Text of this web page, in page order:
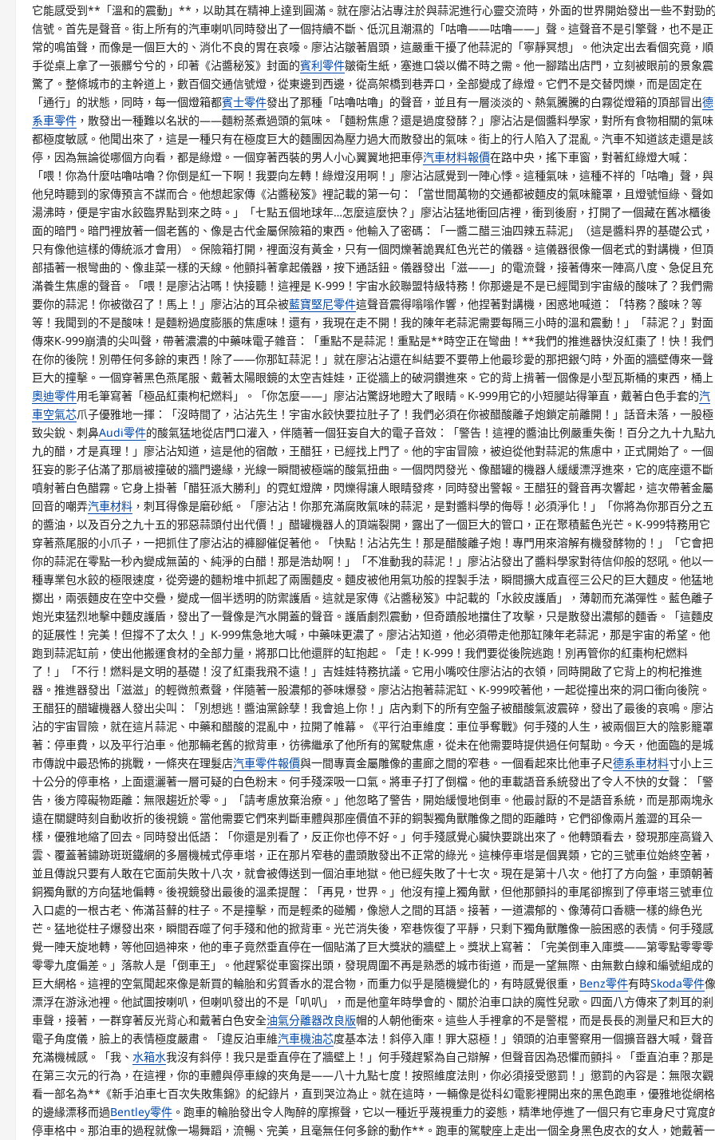
它能感受到**「溫和的震動」**，以助其在精神上達到圓滿。就在廖沾沾專注於與蒜泥進行心靈交流時，外面的世界開始發出一些不對勁
信號。首先是聲音。街上所有的汽車喇叭同時發出了一個持續不斷、低沉且潮濕的「咕嚕——咕嚕——」聲。這聲音不是引擎聲，也不是正
常的鳴笛聲，而像是一個巨大的、消化不良的胃在哀嚎。廖沾沾皺著眉頭，這嚴重干擾了他蒜泥的「寧靜冥想」。他決定出去看個究竟，順
手從桌上拿了一張髒兮兮的，印著《沾醬秘笈》封面的賓利零件皺衛生紙，塞進口袋以備不時之需。他一腳踏出店門，立刻被眼前的景象震
驚了。整條城市的主幹道上，數百個交通信號燈，從東邊到西邊，從高架橋到巷弄口，全部變成了綠燈。它們不是交替閃爍，而是固定在
「通行」的狀態，同時，每一個燈箱都賓士零件發出了那種「咕嚕咕嚕」的聲音，並且有一層淡淡的、熱氣騰騰的白霧從燈箱的頂部冒出德
系車零件 ，散發出一種難以名狀的——麵粉蒸煮過頭的氣味。「麵粉焦慮？還是過度發酵？」廖沾沾是個醬料學家，對所有食物相關的氣味
都極度敏感。他聞出來了，這是一種只有在極度巨大的麵團因為壓力過大而散發出的氣味。街上的行人陷入了混亂。汽車不知道該走還是該
停，因為無論從哪個方向看，都是綠燈。一個穿著西裝的男人小心翼翼地把車停汽車材料報價在路中央，搖下車窗，對著紅綠燈大喊：
「喂！你為什麼咕嚕咕嚕？你倒是紅一下啊！我要向左轉！綠燈沒用啊！」廖沾沾感覺到一陣心悸。這種氣味，這種不祥的「咕嚕」聲，與
他兒時聽到的家傳預言不謀而合。他想起家傳《沾醬秘笈》裡記載的第一句：「當世間萬物的交通都被麵皮的氣味籠罩，且燈號恒綠、聲如
湯沸時，便是宇宙水餃臨界點到來之時。」「七點五個地球年…怎麼這麼快？」廖沾沾猛地衝回店裡，衝到後廚，打開了一個藏在舊冰櫃後
面的暗門。暗門裡放著一個老舊的、像是古代金屬保險箱的東西。他輸入了密碼：「一醬二醋三油四辣五蒜泥」（這是醬料界的基礎公式，
只有像他這樣的傳統派才會用）。保險箱打開，裡面沒有黃金，只有一個閃爍著詭異紅色光芒的儀器。這儀器很像一個老式的對講機，但頂
部插著一根彎曲的、像韭菜一樣的天線。他顫抖著拿起儀器，按下通話鈕。儀器發出「滋——」的電流聲，接著傳來一陣高八度、急促且充
滿養生焦慮的聲音。「喂！是廖沾沾嗎！快接聽！這裡是 K-999！宇宙水餃聯盟特級特務！你那邊是不是已經聞到宇宙級的酸味了？我們需
要你的蒜泥！你被徵召了！馬上！」廖沾沾的耳朵被藍寶堅尼零件這聲音震得嗡嗡作響，他捏著對講機，困惑地喊道：「特務？酸味？等
等！我聞到的不是酸味！是麵粉過度膨脹的焦慮味！還有，我現在走不開！我的陳年老蒜泥需要每隔三小時的溫和震動！」「蒜泥？」對面
傳來K-999崩潰的尖叫聲，帶著濃濃的中藥味電子雜音：「重點不是蒜泥！重點是**時空正在彎曲！**我們的推進器快沒紅棗了！快！我們
在你的後院！別帶任何多餘的東西！除了——你那缸蒜泥！」就在廖沾沾還在糾結要不要帶上他最珍愛的那把銀勺時，外面的牆壁傳來一聲
巨大的撞擊。一個穿著黑色燕尾服、戴著太陽眼鏡的太空吉娃娃，正從牆上的破洞鑽進來。它的背上揹著一個像是小型瓦斯桶的東西，桶上
奧迪零件用毛筆寫著「極品紅棗枸杞燃料」。「你怎麼——」廖沾沾驚訝地瞪大了眼睛。K-999用它的小短腿站得筆直，戴著白色手套的汽
車空氣芯爪子優雅地一揮：「沒時間了，沾沾先生！宇宙水餃快要拉肚子了！我們必須在你被醋酸離子炮鎖定前離開！」話音未落，一股極
致尖銳、刺鼻Audi零件的酸氣猛地從店門口灌入，伴隨著一個狂妄自大的電子音效：「警告！這裡的醬油比例嚴重失衡！百分之九十九點九
九的醋，才是真理！」廖沾沾知道，這是他的宿敵，王醋狂，已經找上門了。他的宇宙冒險，被迫從他對蒜泥的焦慮中，正式開始了。一個
狂妄的影子佔滿了那扇被撞破的牆門邊緣，光線一瞬間被極端的酸氣扭曲。一個閃閃發光、像醋罐的機器人緩緩漂浮進來，它的底座還不斷
噴射著白色醋霧。它身上掛著「醋狂派大勝利」的霓虹燈牌，閃爍得讓人眼睛發疼，同時發出警報。王醋狂的聲音再次響起，這次帶著金屬
回音的嘲弄汽車材料 ，刺耳得像是磨砂紙。「廖沾沾！你那充滿腐敗氣味的蒜泥，是對醬料學的侮辱！必須淨化！」「你將為你那百分之五
的醬油，以及百分之九十五的邪惡蒜頭付出代價！」醋罐機器人的頂端裂開，露出了一個巨大的管口，正在聚積藍色光芒。K-999特務用它
穿著燕尾服的小爪子，一把抓住了廖沾沾的褲腳催促著他。「快點！沾沾先生！那是醋酸離子炮！專門用來溶解有機發酵物的！」「它會把
你的蒜泥在零點一秒內變成無菌的、純淨的白醋！那是浩劫啊！」「不准動我的蒜泥！」廖沾沾發出了醬料學家對待信仰般的怒吼。他以一
種專業包水餃的極限速度，從旁邊的麵粉堆中抓起了兩團麵皮。麵皮被他用氣功般的捏製手法，瞬間擴大成直徑三公尺的巨大麵皮。他猛地
擲出，兩張麵皮在空中交疊，變成一個半透明的防禦護盾。這就是家傳《沾醬秘笈》中記載的「水餃皮護盾」，薄韌而充滿彈性。藍色離子
炮光束猛烈地擊中麵皮護盾，發出了一聲像是汽水開蓋的聲音。護盾劇烈震動，但奇蹟般地擋住了攻擊，只是散發出濃郁的麵香。「這麵皮
的延展性！完美！但撐不了太久！」K-999焦急地大喊，中藥味更濃了。廖沾沾知道，他必須帶走他那缸陳年老蒜泥，那是宇宙的希望。他
跑到蒜泥缸前，使出他搬運食材的全部力量，將那口比他還胖的缸抱起。「走！K-999！我們要從後院逃跑！別再管你的紅棗枸杞燃料
了！」「不行！燃料是文明的基礎！沒了紅棗我飛不遠！」吉娃娃特務抗議。它用小嘴咬住廖沾沾的衣領，同時開啟了它背上的枸杞推進
器。推進器發出「滋滋」的輕微煎煮聲，伴隨著一股濃郁的蔘味爆發。廖沾沾抱著蒜泥缸、K-999咬著他，一起從撞出來的洞口衝向後院。
王醋狂的醋罐機器人發出尖叫：「別想逃！醬油黨餘孽！我會追上你！」店內剩下的所有空盤子被醋酸氣波震碎，發出了最後的哀鳴。廖沾
沾的宇宙冒險，就在這片蒜泥、中藥和醋酸的混亂中，拉開了帷幕。《平行泊車維度：車位爭奪戰》何手殘的人生，被兩個巨大的陰影籠罩
著：停車費，以及平行泊車。他那輛老舊的掀背車，彷彿繼承了他所有的駕駛焦慮，從未在他需要時提供過任何幫助。今天，他面臨的是城
市傳說中最恐怖的挑戰，一條夾在理髮店汽車零件報價與一間專賣金屬雕像的畫廊之間的窄巷。一個看起來比他車子尺德系車材料寸小上三
十公分的停車格，上面還灑著一層可疑的白色粉末。何手殘深吸一口氣。將車子打了倒檔。他的車載語音系統發出了令人不快的女聲：「警
告，後方障礙物距離：無限趨近於零。」「請考慮放棄治療。」他忽略了警告，開始緩慢地倒車。他最討厭的不是語音系統，而是那兩塊永
遠在關鍵時刻自動收折的後視鏡。當他需要它們來判斷車體與那座價值不菲的銅製獨角獸雕像之間的距離時，它們卻像兩片羞澀的耳朵一
樣，優雅地縮了回去。同時發出低語：「你還是別看了，反正你也停不好。」何手殘感覺心臟快要跳出來了。他轉頭看去，發現那座高聳入
雲、覆蓋著鏽跡斑斑鐵網的多層機械式停車塔，正在那片窄巷的盡頭散發出不正常的綠光。這棟停車塔是個異類，它的三號車位始終空著，
並且傳說只要有人敢在它面前失敗十八次，就會被傳送到一個泊車地獄。他已經失敗了十七次。現在是第十八次。他打了方向盤，車頭朝著
銅獨角獸的方向猛地偏轉。後視鏡發出最後的溫柔提醒：「再見，世界。」他沒有撞上獨角獸，但他那顫抖的車尾卻擦到了停車塔三號車位
入口處的一根古老、佈滿苔蘚的柱子。不是撞擊，而是輕柔的碰觸，像戀人之間的耳語。接著，一道濃郁的、像薄荷口香糖一樣的綠色光
芒。猛地從柱子爆發出來，瞬間吞噬了何手殘和他的掀背車。光芒消失後，窄巷恢復了平靜，只剩下獨角獸雕像一臉困惑的表情。何手殘感
覺一陣天旋地轉，等他回過神來，他的車子竟然垂直停在一個貼滿了巨大獎狀的牆壁上。獎狀上寫著：「完美倒車入庫獎——第零點零零零
零零九度偏差。」落款人是「倒車王」。他趕緊從車窗探出頭，發現周圍不再是熟悉的城市街道，而是一望無際、由無數白線和編號組成的
巨大網格。這裡的空氣聞起來像是新買的輪胎和劣質香水的混合物，而重力似乎是隨機變化的，有時感覺很重， Benz零件有時Skoda零件像
漂浮在游泳池裡。他試圖按喇叭，但喇叭發出的不是「叭叭」，而是他童年時學會的、關於泊車口訣的魔性兒歌。四面八方傳來了刺耳的剎
車聲，接著，一群穿著反光背心和戴著白色安全油氣分離器改良版帽的人朝他衝來。這些人手裡拿的不是警棍，而是長長的測量尺和巨大的
電子角度儀，臉上的表情極度嚴肅。「違反泊車維汽車機油芯度基本法！斜停入庫！罪大惡極！」領頭的泊車警察用一個擴音器大喊，聲音
充滿機械感。「我、 水箱水我沒有斜停！我只是垂直停在了牆壁上！」何手殘趕緊為自己辯解，但聲音因為恐懼而顫抖。「垂直泊車？那是
在第三次元的行為，在這裡，你的車體與停車線的夾角是——八十九點七度！按照維度法則，你必須接受懲罰！」懲罰的內容是：無限次觀
看一部名為**《新手泊車七百次失敗集錦》的紀錄片，直到哭泣為止。就在這時，一輛像是從科幻電影裡開出來的黑色跑車，優雅地從網格
的邊緣漂移而過Bentley零件 。跑車的輪胎發出令人陶醉的摩擦聲，它以一種近乎蔑視重力的姿態，精準地停進了一個只有它車身尺寸寬度
停車格中。那泊車的過程就像一場舞蹈，流暢、完美，且毫無任何多餘的動作**。跑車的駕駛座上走出一個全身黑色皮衣的女人，她戴著一